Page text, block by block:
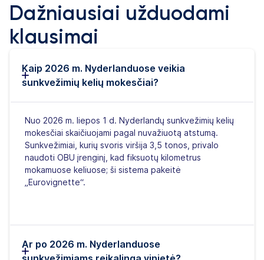
Dažniausiai užduodami
klausimai
Kaip 2026 m. Nyderlanduose veikia
sunkvežimių kelių mokesčiai?
Nuo 2026 m. liepos 1 d. Nyderlandų sunkvežimių kelių
mokesčiai skaičiuojami pagal nuvažiuotą atstumą.
Sunkvežimiai, kurių svoris viršija 3,5 tonos, privalo
naudoti OBU įrenginį, kad fiksuotų kilometrus
mokamuose keliuose; ši sistema pakeitė
„Eurovignette“.
Ar po 2026 m. Nyderlanduose